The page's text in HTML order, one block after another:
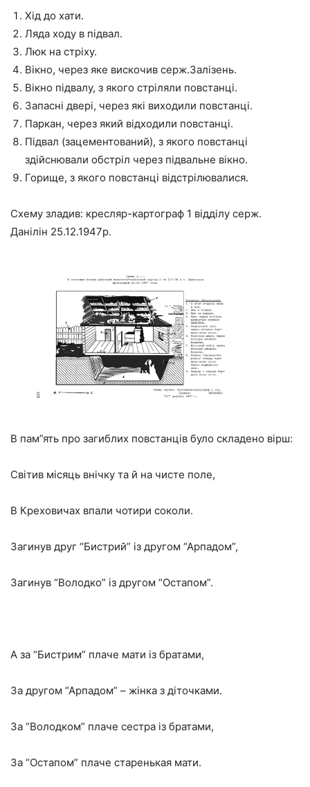
Хід до хати.
Ляда ходу в підвал.
Люк на стріху.
Вікно, через яке вискочив серж.Залізень.
Вікно підвалу, з якого стріляли повстанці.
Запасні двері, через які виходили повстанці.
Паркан, через який відходили повстанці.
Підвал (зацементований), з якого повстанці
здійснювали обстріл через підвальне вікно.
Горище, з якого повстанці відстрілювалися.
Схему зладив: кресляр-картограф 1 відділу серж.
Данілін 25.12.1947р.
В пам”ять про загиблих повстанців було складено вірш:
Світив місяць внічку та й на чисте поле,
В Креховичах впали чотири соколи.
Загинув друг “Бистрий” із другом “Арпадом”,
Загинув “Володко” із другом “Остапом”.
А за “Бистрим” плаче мати із братами,
За другом “Арпадом” – жінка з діточками.
За “Володком” плаче сестра із братами,
За “Остапом” плаче старенькая мати.